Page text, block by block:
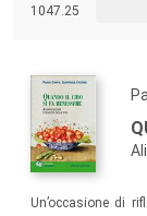
1047.25
Un’occasione di